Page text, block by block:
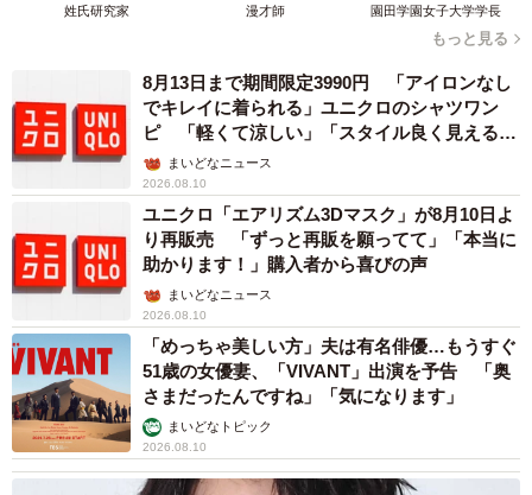
姓氏研究家 漫才師 園田学園女子大学学長
もっと見る
8月13日まで期間限定3990円 「アイロンなし
でキレイに着られる」ユニクロのシャツワン
ピ 「軽くて涼しい」「スタイル良く見える」
の声まいどなニュース
2026.08.10
ユニクロ「エアリズム3Dマスク」が8月10日よ
り再販売 「ずっと再販を願ってて」「本当に
助かります！」購入者から喜びの声
まいどなニュース
2026.08.10
「めっちゃ美しい方」夫は有名俳優…もうすぐ
51歳の女優妻、「VIVANT」出演を予告 「奥
さまだったんですね」「気になります」
まいどなトピック
2026.08.10